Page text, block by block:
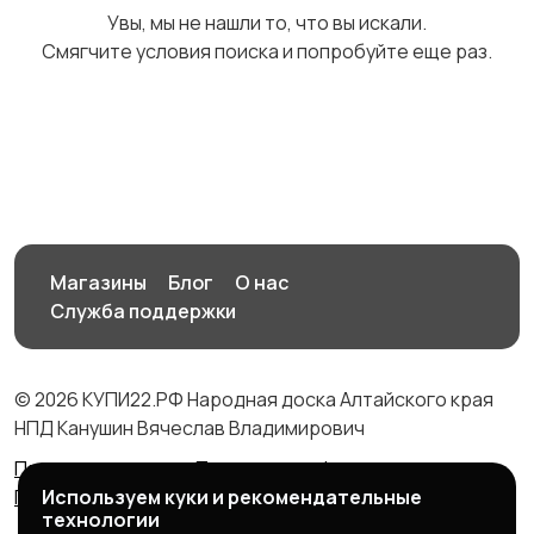
Образование и наука
Перевозки, склад,
закупки
Продажи1
Увы, мы не нашли то, что вы искали.
Смягчите условия поиска и попробуйте еще раз.
Магазины Блог
О нас
Служба поддержки
© 2026 КУПИ22.РФ Народная доска Алтайского края
НПД Канушин Вячеслав Владимирович
Правила сервиса
Политика конфиденциальности
Политика использования cookie
Используем куки и рекомендательные
технологии